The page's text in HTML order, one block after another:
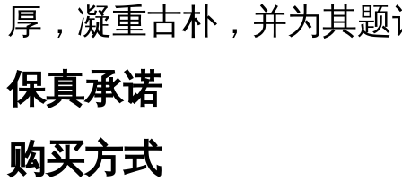
厚，凝重古朴，并为其
保真承诺
购买方式